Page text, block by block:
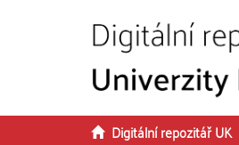
Digitální repozitář UK